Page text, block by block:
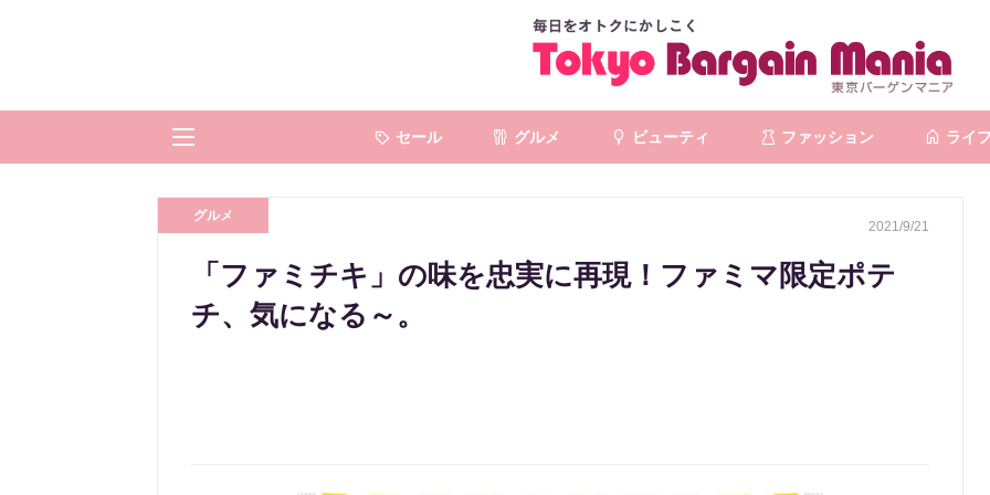
セール グルメ ビューティ ファッション ライフ
グルメ
2021/9/21
「ファミチキ」の味を忠実に再現！ファミマ限定ポテ
チ、気になる～。